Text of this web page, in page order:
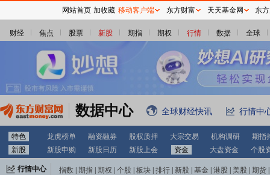
财经 焦点 股票 新股 期指 期权 行情 数据 全球
数据中心 全球财经快讯 行情中
特色 龙虎榜单 融资融券 股权质押 大宗交易 机构调研
期指
新股
新股申购 新股日历 新股上会 资金 大盘资金 个股
行情中心 指数 期指 期权 个股 板块 排行 新股 基金 港股 美股 期货
网站首页 加收藏 移动客户端 东方财富 天天基金网 东